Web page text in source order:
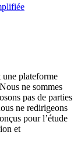
une plateforme
ne sommes
pas de parties
ne redirigeons
pour l’étude
et